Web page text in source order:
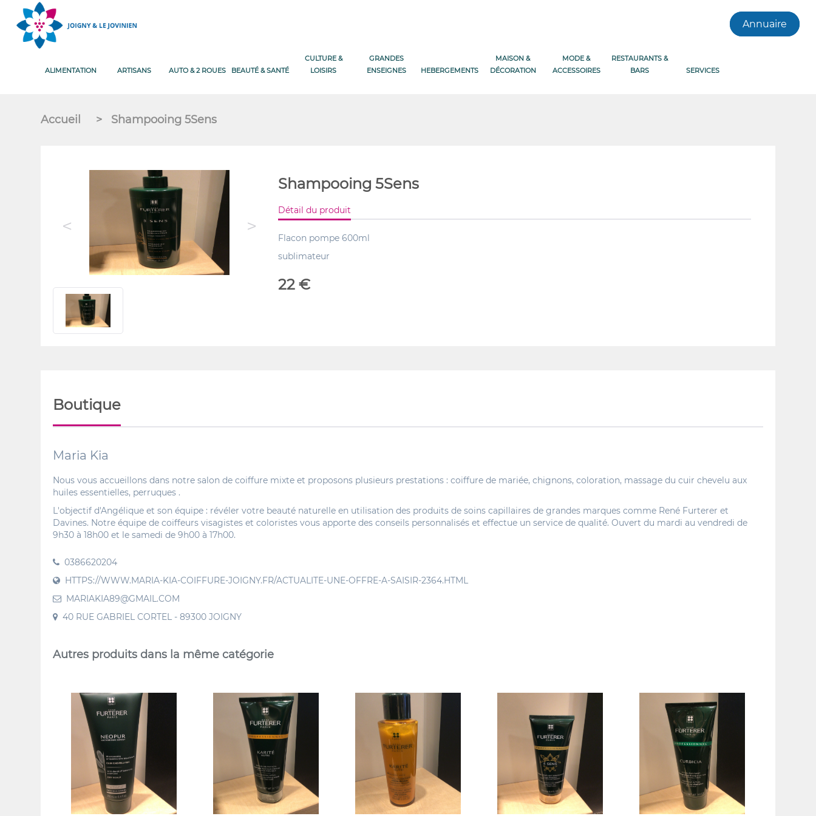
Annuaire
ALIMENTATION ARTISANS AUTO & 2 ROUES BEAUTÉ & SANTÉ
CULTURE &
LOISIRS
GRANDES
ENSEIGNES
HEBERGEMENTS
MAISON &
DÉCORATION
MODE &
ACCESSOIRES
RESTAURANTS &
BARS
SERVICES
Accueil > Shampooing 5Sens
< >
Shampooing 5Sens
Détail du produit
Flacon pompe 600ml
sublimateur
22 €
Boutique
Maria Kia
Nous vous accueillons dans notre salon de coiffure mixte et proposons plusieurs prestations : coiffure de mariée, chignons, coloration, massage du cuir chevelu aux
huiles essentielles, perruques .
L'objectif d'Angélique et son équipe : révéler votre beauté naturelle en utilisation des produits de soins capillaires de grandes marques comme René Furterer et
Davines. Notre équipe de coiffeurs visagistes et coloristes vous apporte des conseils personnalisés et effectue un service de qualité. Ouvert du mardi au vendredi de
9h30 à 18h00 et le samedi de 9h00 à 17h00.
0386620204
HTTPS://WWW.MARIA-KIA-COIFFURE-JOIGNY.FR/ACTUALITE-UNE-OFFRE-A-SAISIR-2364.HTML
MARIAKIA89@GMAIL.COM
40 RUE GABRIEL CORTEL - 89300 JOIGNY
Autres produits dans la même catégorie